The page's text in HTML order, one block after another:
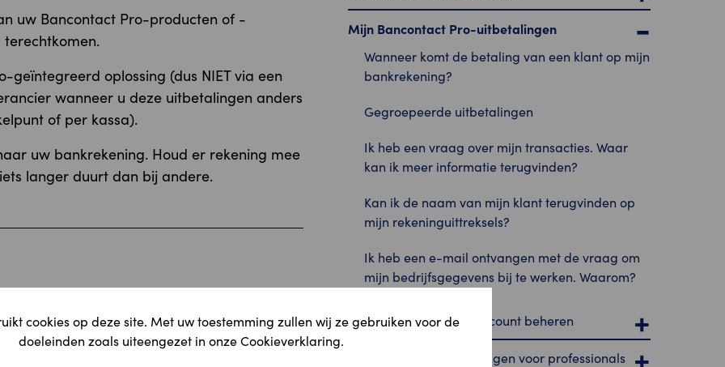
cookies op deze site. Met uw toestemming zullen wij ze gebruiken voor de
doeleinden zoals uiteengezet in onze Cookieverklaring.
uw Bancontact Pro-producten of -
oplossing (dus NIET via een
wanneer u deze uitbetalingen anders
of per kassa).
uw bankrekening. Houd er rekening mee
langer duurt dan bij andere.
Mijn Bancontact Pro-uitbetalingen
Wanneer komt de betaling van een klant op mijn
bankrekening?
Gegroepeerde uitbetalingen
Ik heb een vraag over mijn transacties. Waar
kan ik meer informatie terugvinden?
Kan ik de naam van mijn klant terugvinden op
mijn rekeninguittreksels?
Ik heb een e-mail ontvangen met de vraag om
mijn bedrijfsgegevens bij te werken. Waarom?
Mijn Bancontact Pro-account beheren
Bancontact Pro-oplossingen voor professionals